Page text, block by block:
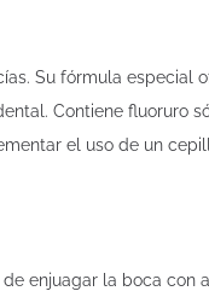
Su fórmula
Contiene fluoruro
el uso de un
enjuagar la boca con